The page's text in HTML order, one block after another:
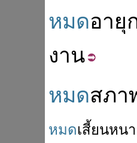
หมดอายุ
งาน
หมดสภา
หมดเสี้ยนหน